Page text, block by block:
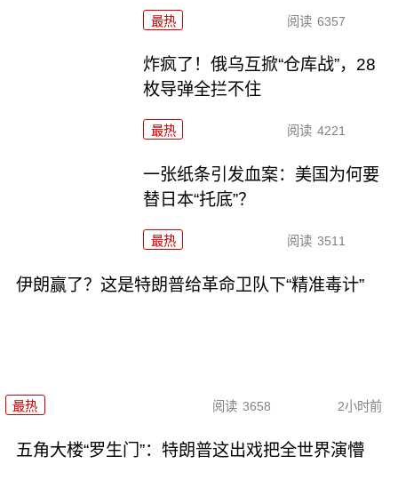
最热 阅读 6357
炸疯了！俄乌互掀“仓库战”，28
枚导弹全拦不住
最热 阅读 4221
一张纸条引发血案：美国为何要
替日本“托底”？
最热 阅读 3511
伊朗赢了？这是特朗普给革命卫队下“精准毒计”
最热 阅读 3658 2小时前
五角大楼“罗生门”：特朗普这出戏把全世界演懵